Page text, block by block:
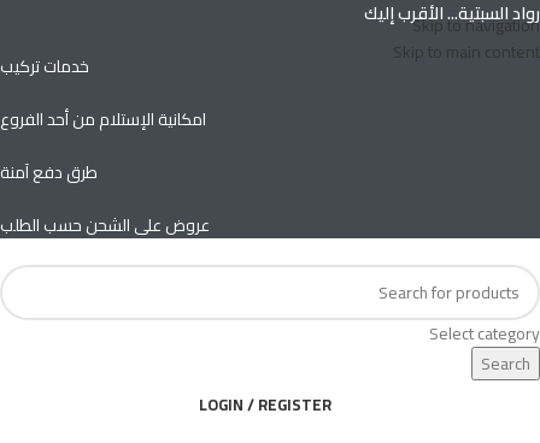
Skip to navigation
Skip to main content
رواد السبتية... الأقرب إليك
خدمات تركيب
امكانية الإستلام من أحد الفروع
طرق دفع آمنة
عروض على الشحن حسب الطلب
Select category
Search
LOGIN / REGISTER